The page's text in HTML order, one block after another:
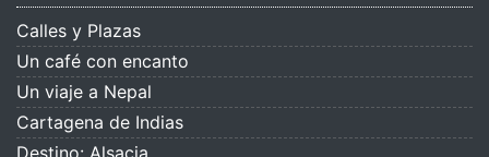
Calles y Plazas
Un café con encanto
Un viaje a Nepal
Cartagena de Indias